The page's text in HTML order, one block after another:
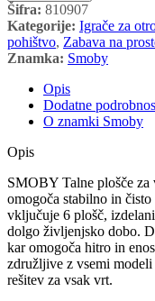
Šifra: 810907
Kategorije: Igrače za
pohištvo, Zabava na
Znamka: Smoby
Opis
Dodatne
O znamki Smoby
Opis
SMOBY Talne plošče za
omogoča stabilno in
vključuje 6 plošč,
dolgo življenjsko dobo.
kar omogoča hitro in
združljive z vsemi
rešitev za vsak vrt.